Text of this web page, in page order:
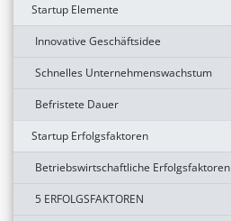
Startup Elemente
Innovative Geschäftsidee
Schnelles Unternehmenswachstum
Befristete Dauer
Startup Erfolgsfaktoren
Betriebswirtschaftliche Erfolgsfaktoren
5 ERFOLGSFAKTOREN